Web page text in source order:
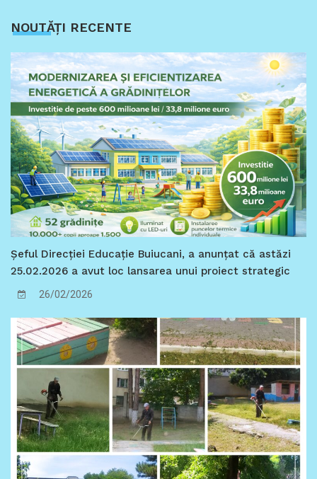
NOUTĂȚI RECENTE
Șeful Direcției Educație Buiucani, a anunțat că astăzi
25.02.2026 a avut loc lansarea unui proiect strategic
de importanță municipală, care marchează o
energetice a instituțiilor de educație timpurie din
Chișinău.
26/02/2026